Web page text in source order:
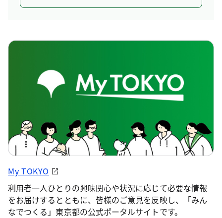
My TOKYO
利用者一人ひとりの興味関心や状況に応じて必要な情報
をお届けするとともに、皆様のご意見を反映し、「みん
なでつくる」東京都の公式ポータルサイトです。